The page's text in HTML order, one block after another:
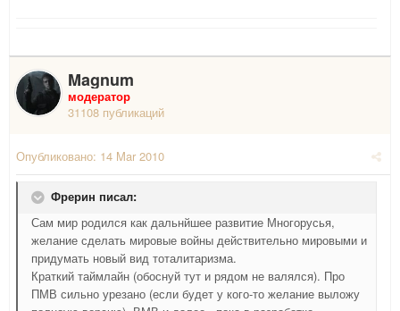
Magnum
модератор
31108 публикаций
Опубликовано: 14 Mar 2010
Фрерин писал:
Сам мир родился как дальнйшее развитие Многорусья,
желание сделать мировые войны действительно мировыми и
придумать новый вид тоталитаризма.
Краткий таймлайн (обоснуй тут и рядом не валялся). Про
ПМВ сильно урезано (если будет у кого-то желание выложу